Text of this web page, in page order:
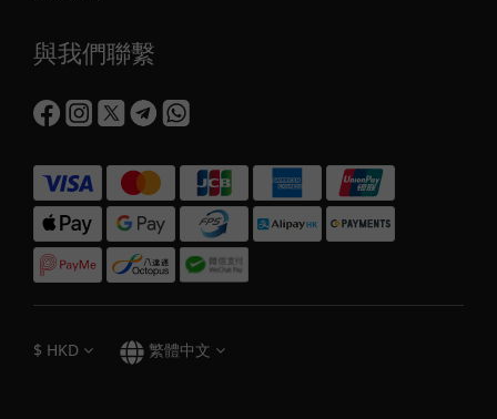
與我們聯繫
$ HKD 繁體中文